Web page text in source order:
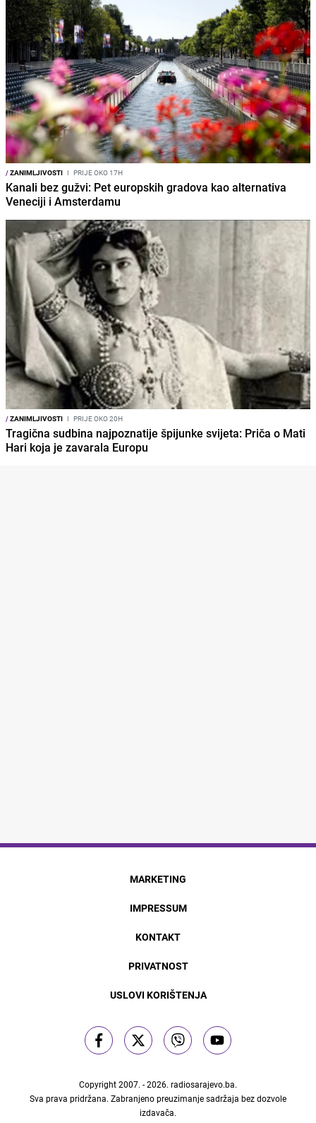
/ZANIMLJIVOSTI I PRIJE OKO 17H
Kanali bez gužvi: Pet europskih gradova kao alternativa
Veneciji i Amsterdamu
/ZANIMLJIVOSTI I PRIJE OKO 20H
Tragična sudbina najpoznatije špijunke svijeta: Priča o Mati
Hari koja je zavarala Europu
MARKETING
IMPRESSUM
KONTAKT
PRIVATNOST
USLOVI KORIŠTENJA
Copyright 2007. - 2026. radiosarajevo.ba.
Sva prava pridržana. Zabranjeno preuzimanje sadržaja bez dozvole
izdavača.